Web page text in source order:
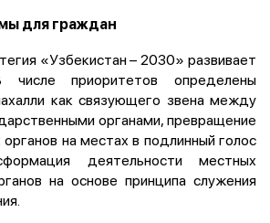
для граждан
«Узбекистан – 2030» развивает
приоритетов определены
как связующего звена между
органами, превращение
на местах в подлинный голос
деятельности местных
на основе принципа служения